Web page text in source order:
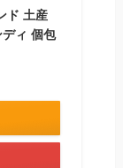
ド 土産
ィ 個包